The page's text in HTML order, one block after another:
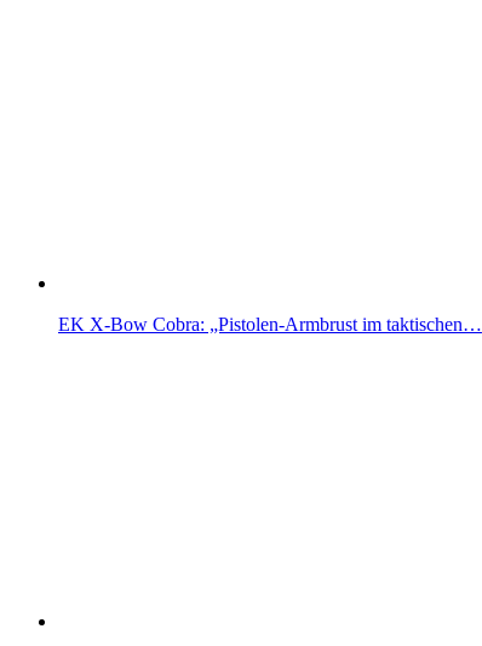
EK X-Bow Cobra: „Pistolen-Armbrust im taktischen…